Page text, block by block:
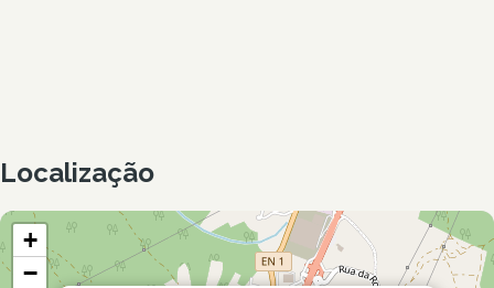
Localização
+
−